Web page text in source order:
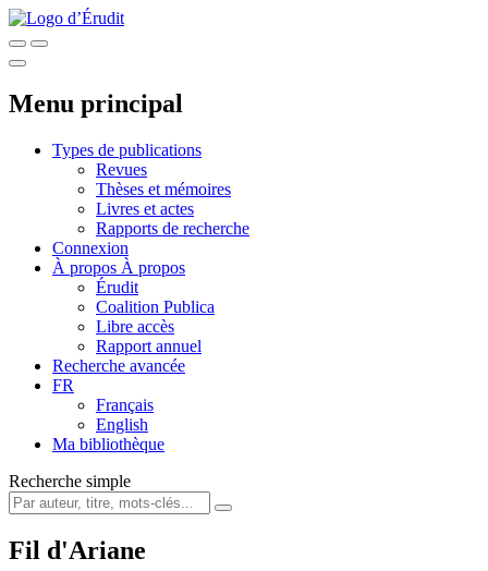
Menu principal
Types de publications
Revues
Thèses et mémoires
Livres et actes
Rapports de recherche
Connexion
À propos À propos
Érudit
Coalition Publica
Libre accès
Rapport annuel
Recherche avancée
FR
Français
English
Ma bibliothèque
Recherche simple
Fil d'Ariane